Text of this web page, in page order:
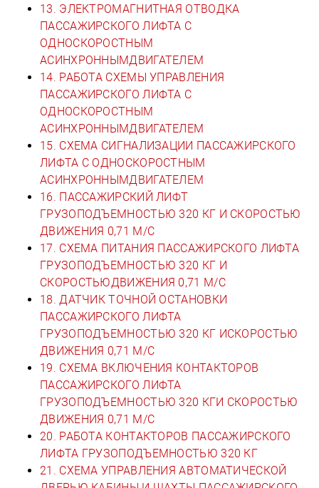
13. ЭЛЕКТРОМАГНИТНАЯ ОТВОДКА
ПАССАЖИРСКОГО ЛИФТА С
ОДНОСКОРОСТНЫМ
АСИНХРОННЫМДВИГАТЕЛЕМ
14. РАБОТА СХЕМЫ УПРАВЛЕНИЯ
ПАССАЖИРСКОГО ЛИФТА С
ОДНОСКОРОСТНЫМ
АСИНХРОННЫМДВИГАТЕЛЕМ
15. СХЕМА СИГНАЛИЗАЦИИ ПАССАЖИРСКОГО
ЛИФТА С ОДНОСКОРОСТНЫМ
АСИНХРОННЫМДВИГАТЕЛЕМ
16. ПАССАЖИРСКИЙ ЛИФТ
ГРУЗОПОДЪЕМНОСТЬЮ 320 КГ И СКОРОСТЬЮ
ДВИЖЕНИЯ 0,71 М/С
17. СХЕМА ПИТАНИЯ ПАССАЖИРСКОГО ЛИФТА
ГРУЗОПОДЪЕМНОСТЬЮ 320 КГ И
СКОРОСТЬЮДВИЖЕНИЯ 0,71 М/С
18. ДАТЧИК ТОЧНОЙ ОСТАНОВКИ
ПАССАЖИРСКОГО ЛИФТА
ГРУЗОПОДЪЕМНОСТЬЮ 320 КГ ИСКОРОСТЬЮ
ДВИЖЕНИЯ 0,71 М/С
19. СХЕМА ВКЛЮЧЕНИЯ КОНТАКТОРОВ
ПАССАЖИРСКОГО ЛИФТА
ГРУЗОПОДЪЕМНОСТЬЮ 320 КГИ СКОРОСТЬЮ
ДВИЖЕНИЯ 0,71 М/С
20. РАБОТА КОНТАКТОРОВ ПАССАЖИРСКОГО
ЛИФТА ГРУЗОПОДЪЕМНОСТЬЮ 320 КГ
21. СХЕМА УПРАВЛЕНИЯ АВТОМАТИЧЕСКОЙ